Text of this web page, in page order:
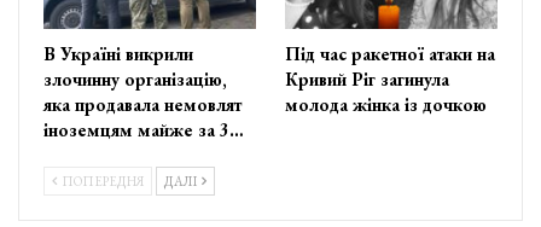
В Україні викрили
злочинну організацію,
яка продавала немовлят
іноземцям майже за 3…
Під час ракетної атаки на
Кривий Ріг загинула
молода жінка із дочкою
ПОПЕРЕДНЯ ДАЛІ